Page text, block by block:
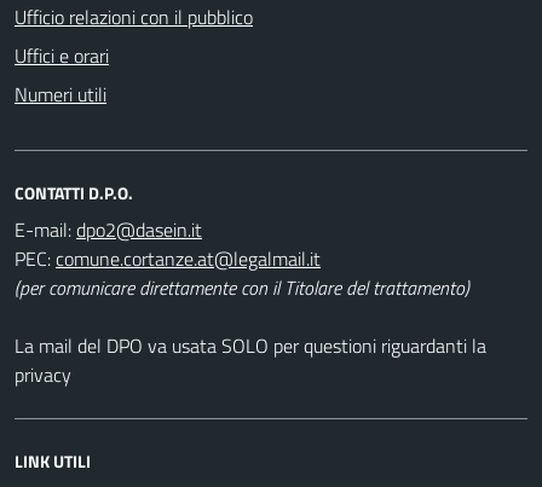
Ufficio relazioni con il pubblico
Uffici e orari
Numeri utili
CONTATTI D.P.O.
E-mail:
PEC:
(per comunicare direttamente con il Titolare del trattamento)
La mail del DPO va usata SOLO per questioni riguardanti la
privacy
LINK UTILI